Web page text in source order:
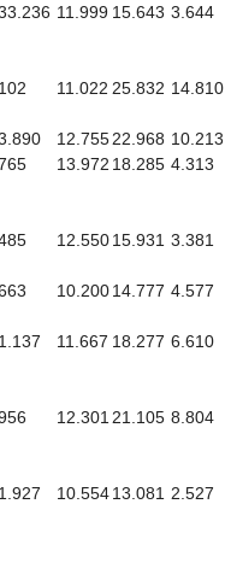
11.999 15.643 3.644
102 11.022 25.832 14.810
12.75522.968 10.213
13.972 18.285 4.313
12.55015.931 3.381
10.20014.777 4.577
1.137 11.667 18.277 6.610
12.301 21.105 8.804
1.927 10.55413.081 2.527